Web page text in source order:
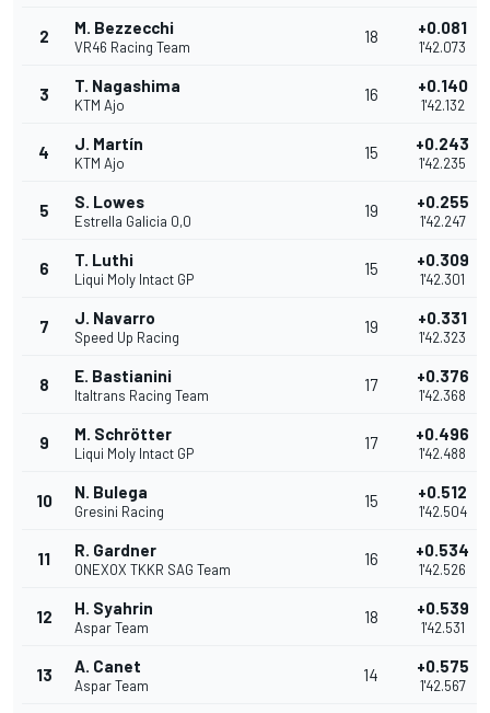
2 M. Bezzecchi
VR46 Racing Team
18 +0.081
1'42.073
3 T. Nagashima
KTM Ajo
16 +0.140
1'42.132
4 J. Martín
KTM Ajo
15 +0.243
1'42.235
5 S. Lowes
Estrella Galicia 0,0
19 +0.255
1'42.247
6 T. Luthi
Liqui Moly Intact GP
15 +0.309
1'42.301
7 J. Navarro
Speed Up Racing
19 +0.331
1'42.323
8 E. Bastianini
Italtrans Racing Team
17 +0.376
1'42.368
9 M. Schrötter
Liqui Moly Intact GP
17 +0.496
1'42.488
10 N. Bulega
Gresini Racing
15 +0.512
1'42.504
11 R. Gardner
ONEXOX TKKR SAG Team
16 +0.534
1'42.526
12 H. Syahrin
Aspar Team
18 +0.539
1'42.531
13 A. Canet
Aspar Team
14 +0.575
1'42.567